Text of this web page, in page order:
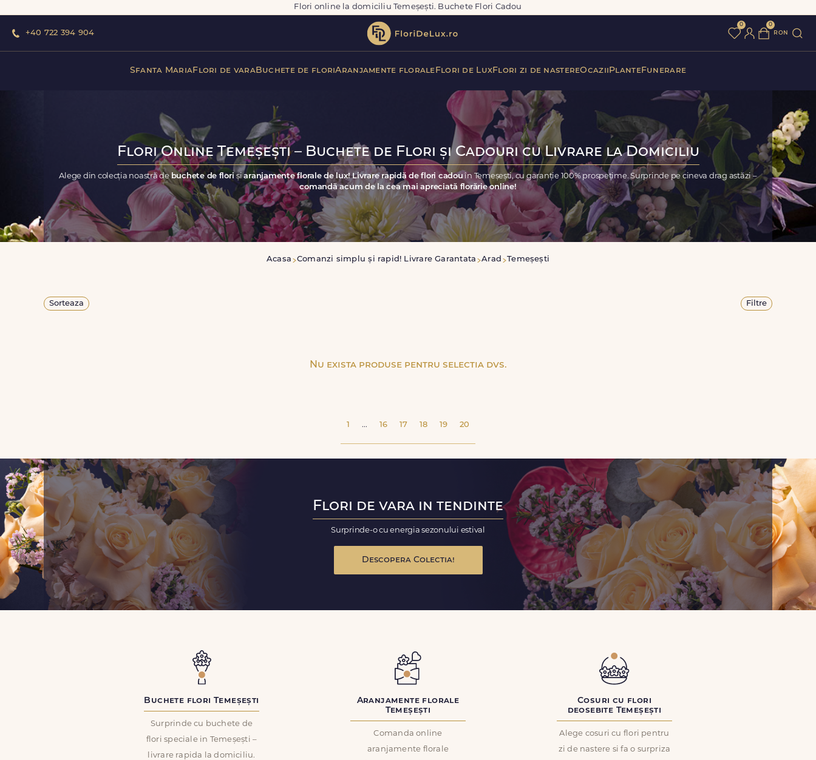
Flori online la domiciliu Temeșești. Buchete Flori Cadou
+40 722 394 904
0 0
ron
Sfanta MariaFlori de varaBuchete de floriAranjamente florale Flori de LuxFlori zi de nastereOcazii PlanteFunerare
Flori Online Temeșești – Buchete de Flori și Cadouri cu Livrare la Domiciliu
Alege din colecția noastră de buchete de florișiaranjamente florale de lux! Livrare rapidă de flori cadou în Temeșești, cu garanție 100% prospețime. Surprinde pe cineva drag astăzi –
comandă acum de la cea mai apreciată florărie online!
Acasa Comanzi simplu și rapid! Livrare Garantata Arad Temeșești
Sorteaza Filtre
Nu exista produse pentru selectia dvs.
1 ... 16 17 18 19 20
Flori de vara in tendinte
Surprinde-o cu energia sezonului estival
Descopera Colectia!
Buchete flori Temeșești
Surprinde cu buchete de
flori speciale in Temeșești –
livrare rapida la domiciliu.
Aranjamente florale
Temeșești
Comanda online
aranjamente florale
Cosuri cu flori
deosebite Temeșești
Alege cosuri cu flori pentru
zi de nastere si fa o surpriza